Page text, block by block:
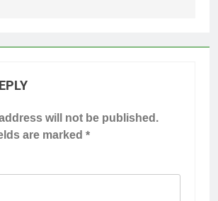
will not be published.
are marked*